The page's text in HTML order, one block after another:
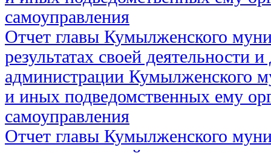
самоуправления
Отчет главы Кумылженского
результатах своей деятельности
администрации Кумылженского
и иных подведомственных ему
самоуправления
Отчет главы Кумылженского